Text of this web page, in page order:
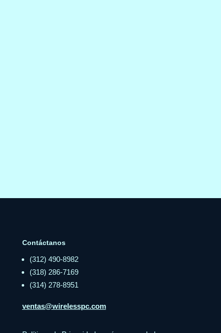
Contáctanos
(312) 490-8982
(318) 286-7169
(314) 278-8951
ventas@wirelesspc.com